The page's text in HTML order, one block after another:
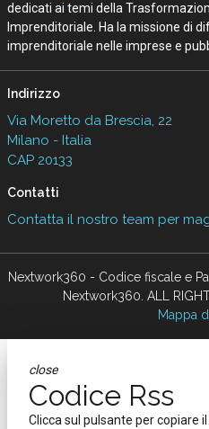
dedicati ai temi della
Imprenditoriale. Ha la missione di
imprenditoriale nelle imprese e
Indirizzo
Via Moretto da Brescia, 22
Milano - Italia
CAP 20133
Contatti
Contatta il nostro team per
Nextwork360 - Codice fiscale e
Nextwork360. ALL
Mappa
close
Codice Rss
Clicca sul pulsante per copiare il